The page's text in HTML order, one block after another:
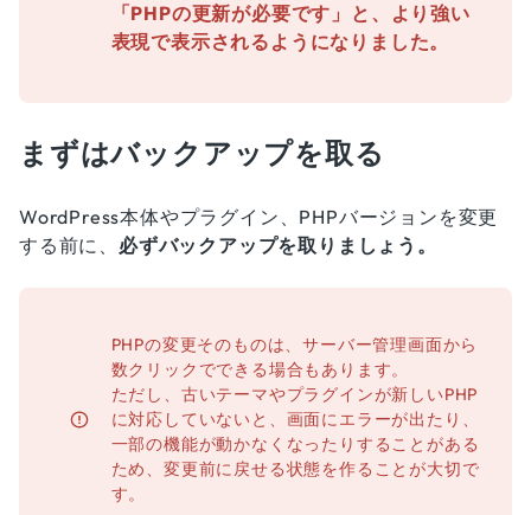
「PHPの更新が必要です」と、より強い
表現で表示されるようになりました。
まずはバックアップを取る
WordPress本体やプラグイン、PHPバージョンを変更
する前に、 必ずバックアップを取りましょう。
PHPの変更そのものは、サーバー管理画面から
数クリックでできる場合もあります。
ただし、古いテーマやプラグインが新しいPHP
に対応していないと、画面にエラーが出たり、
一部の機能が動かなくなったりすることがある
ため、変更前に戻せる状態を作ることが大切で
す。